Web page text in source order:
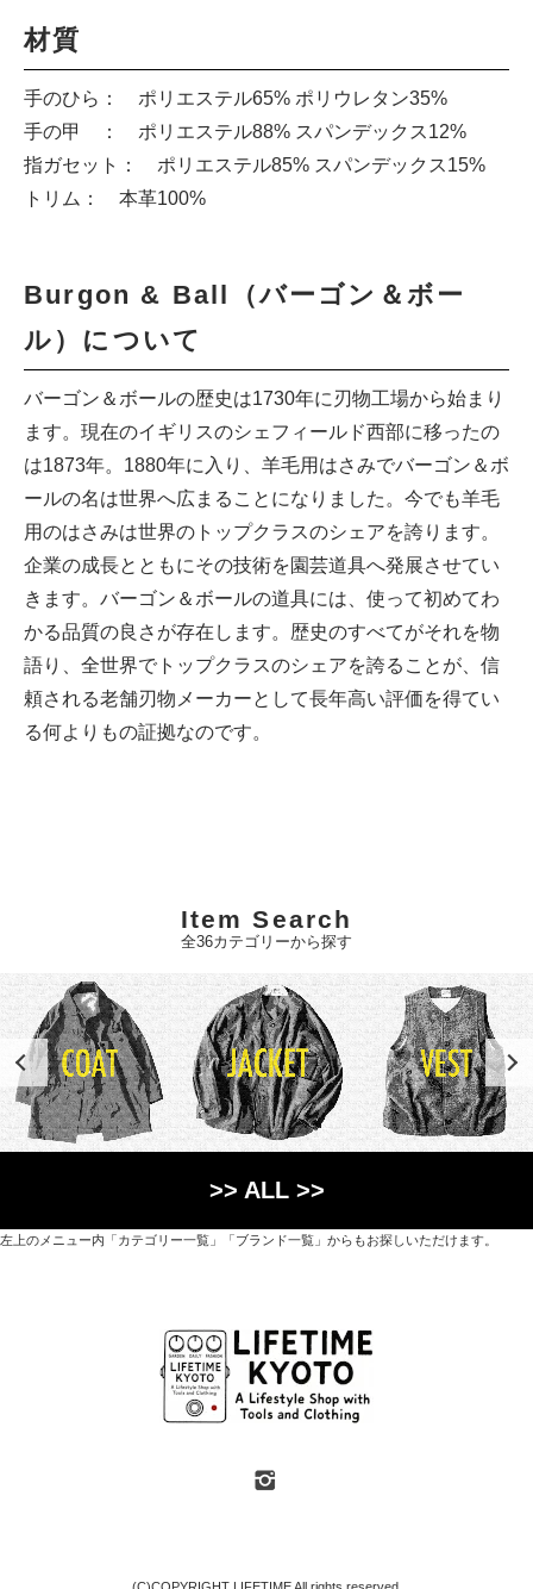
材質
手のひら： ポリエステル65% ポリウレタン35%
手の甲 ： ポリエステル88% スパンデックス12%
指ガセット： ポリエステル85% スパンデックス15%
トリム： 本革100%
Burgon & Ball（バーゴン＆ボー
ル）について
バーゴン＆ボールの歴史は1730年に刃物工場から始まり
ます。現在のイギリスのシェフィールド西部に移ったの
は1873年。1880年に入り、羊毛用はさみでバーゴン＆ボ
ールの名は世界へ広まることになりました。今でも羊毛
用のはさみは世界のトップクラスのシェアを誇ります。
企業の成長とともにその技術を園芸道具へ発展させてい
きます。バーゴン＆ボールの道具には、使って初めてわ
かる品質の良さが存在します。歴史のすべてがそれを物
語り、全世界でトップクラスのシェアを誇ることが、信
頼される老舗刃物メーカーとして長年高い評価を得てい
る何よりもの証拠なのです。
Item Search
全36カテゴリーから探す
>> ALL >>
左上のメニュー内「カテゴリー一覧」「ブランド一覧」からもお探しいただけます。
オリジナルを含むファッションアイテムが中心の
京都・紫野にあるライフスタイルショップです。
京都府京都市北区紫野上築山町21（1階と2階）
定休日 / 水・日曜